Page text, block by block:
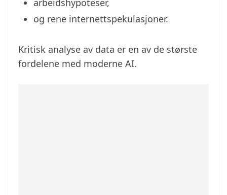
arbeidshypoteser,
og rene internettspekulasjoner.
Kritisk analyse av data er en av de største
fordelene med moderne AI.